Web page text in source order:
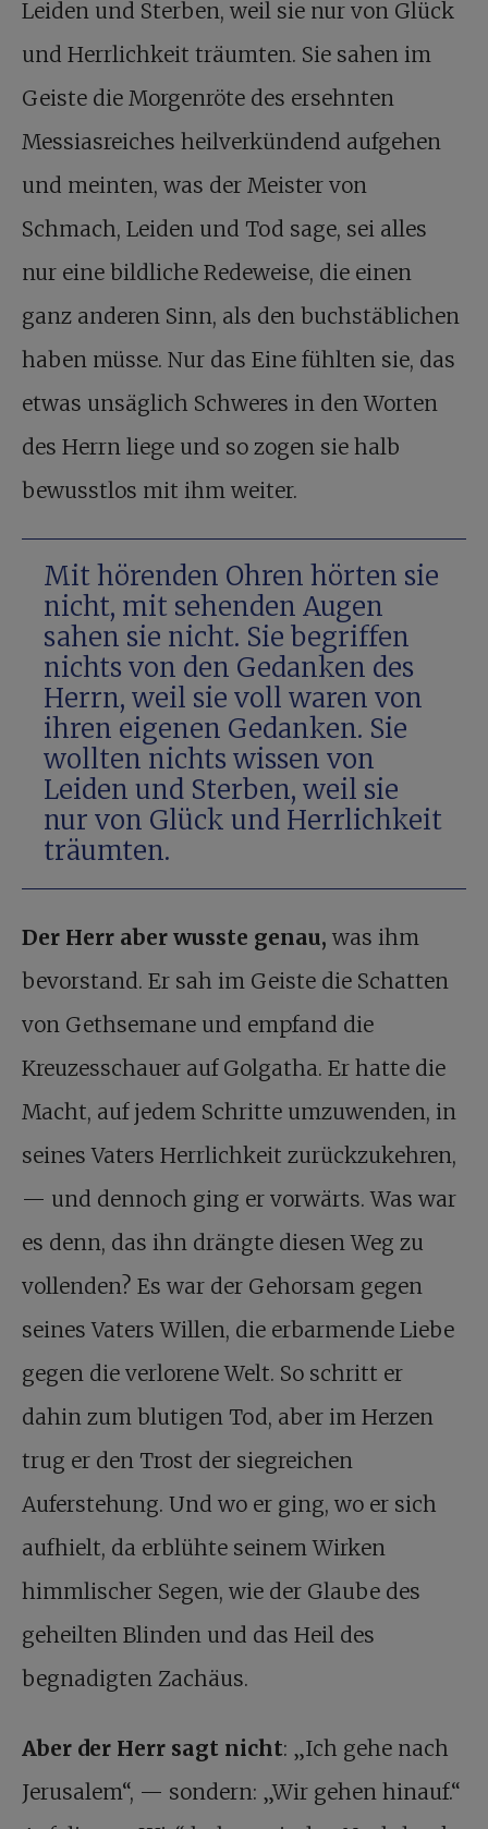
Leiden und Sterben, weil sie nur von Glück
und Herrlichkeit träumten. Sie sahen im
Geiste die Morgenröte des ersehnten
Messiasreiches heilverkündend aufgehen
und meinten, was der Meister von
Schmach, Leiden und Tod sage, sei alles
nur eine bildliche Redeweise, die einen
ganz anderen Sinn, als den buchstäblichen
haben müsse. Nur das Eine fühlten sie, das
etwas unsäglich Schweres in den Worten
des Herrn liege und so zogen sie halb
bewusstlos mit ihm weiter.
Mit hörenden Ohren hörten sie
nicht, mit sehenden Augen
sahen sie nicht. Sie begriffen
nichts von den Gedanken des
Herrn, weil sie voll waren von
ihren eigenen Gedanken. Sie
wollten nichts wissen von
Leiden und Sterben, weil sie
nur von Glück und Herrlichkeit
träumten.
Der Herr aber wusste genau, was ihm
bevorstand. Er sah im Geiste die Schatten
von Gethsemane und empfand die
Kreuzesschauer auf Golgatha. Er hatte die
Macht, auf jedem Schritte umzuwenden, in
seines Vaters Herrlichkeit zurückzukehren,
— und dennoch ging er vorwärts. Was war
es denn, das ihn drängte diesen Weg zu
vollenden? Es war der Gehorsam gegen
seines Vaters Willen, die erbarmende Liebe
gegen die verlorene Welt. So schritt er
dahin zum blutigen Tod, aber im Herzen
trug er den Trost der siegreichen
Auferstehung. Und wo er ging, wo er sich
aufhielt, da erblühte seinem Wirken
himmlischer Segen, wie der Glaube des
geheilten Blinden und das Heil des
begnadigten Zachäus.
Aber der Herr sagt nicht: „Ich gehe nach
Jerusalem“, — sondern: „Wir gehen hinauf.“